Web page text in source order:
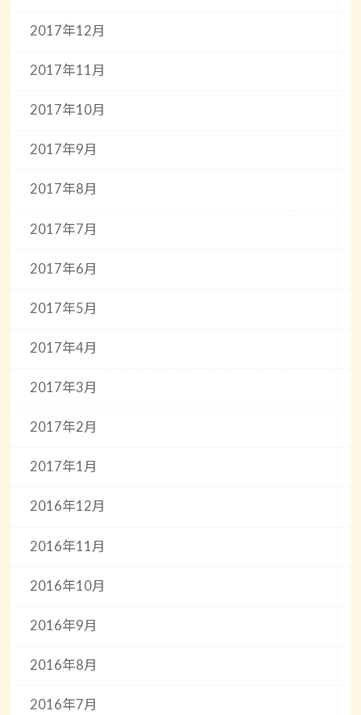
2017年12月
2017年11月
2017年10月
2017年9月
2017年8月
2017年7月
2017年6月
2017年5月
2017年4月
2017年3月
2017年2月
2017年1月
2016年12月
2016年11月
2016年10月
2016年9月
2016年8月
2016年7月